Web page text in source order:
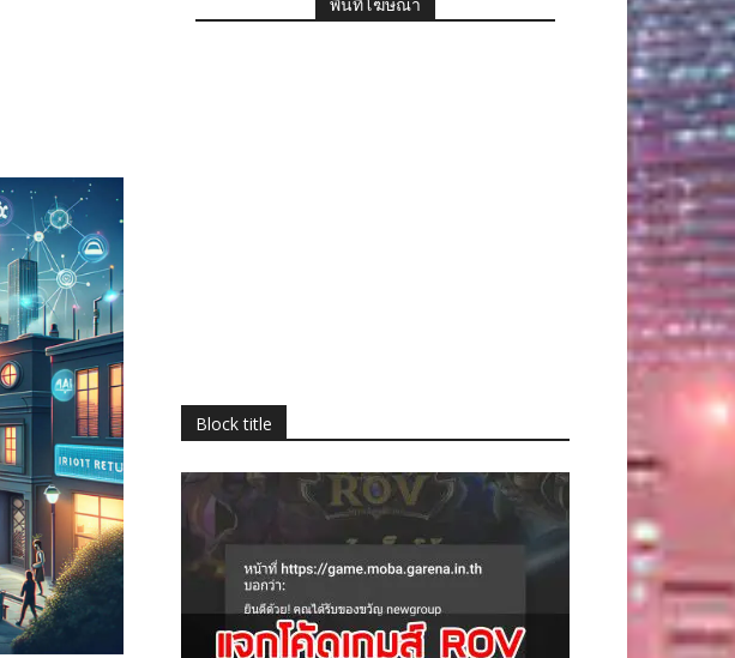
Block title